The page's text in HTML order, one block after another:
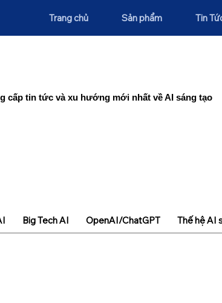
Trang chủ Sản phẩm Tin
cấp tin tức và xu hướng mới nhất về AI sáng tạo
Big Tech AI OpenAI/ChatGPT Thế hệ AI